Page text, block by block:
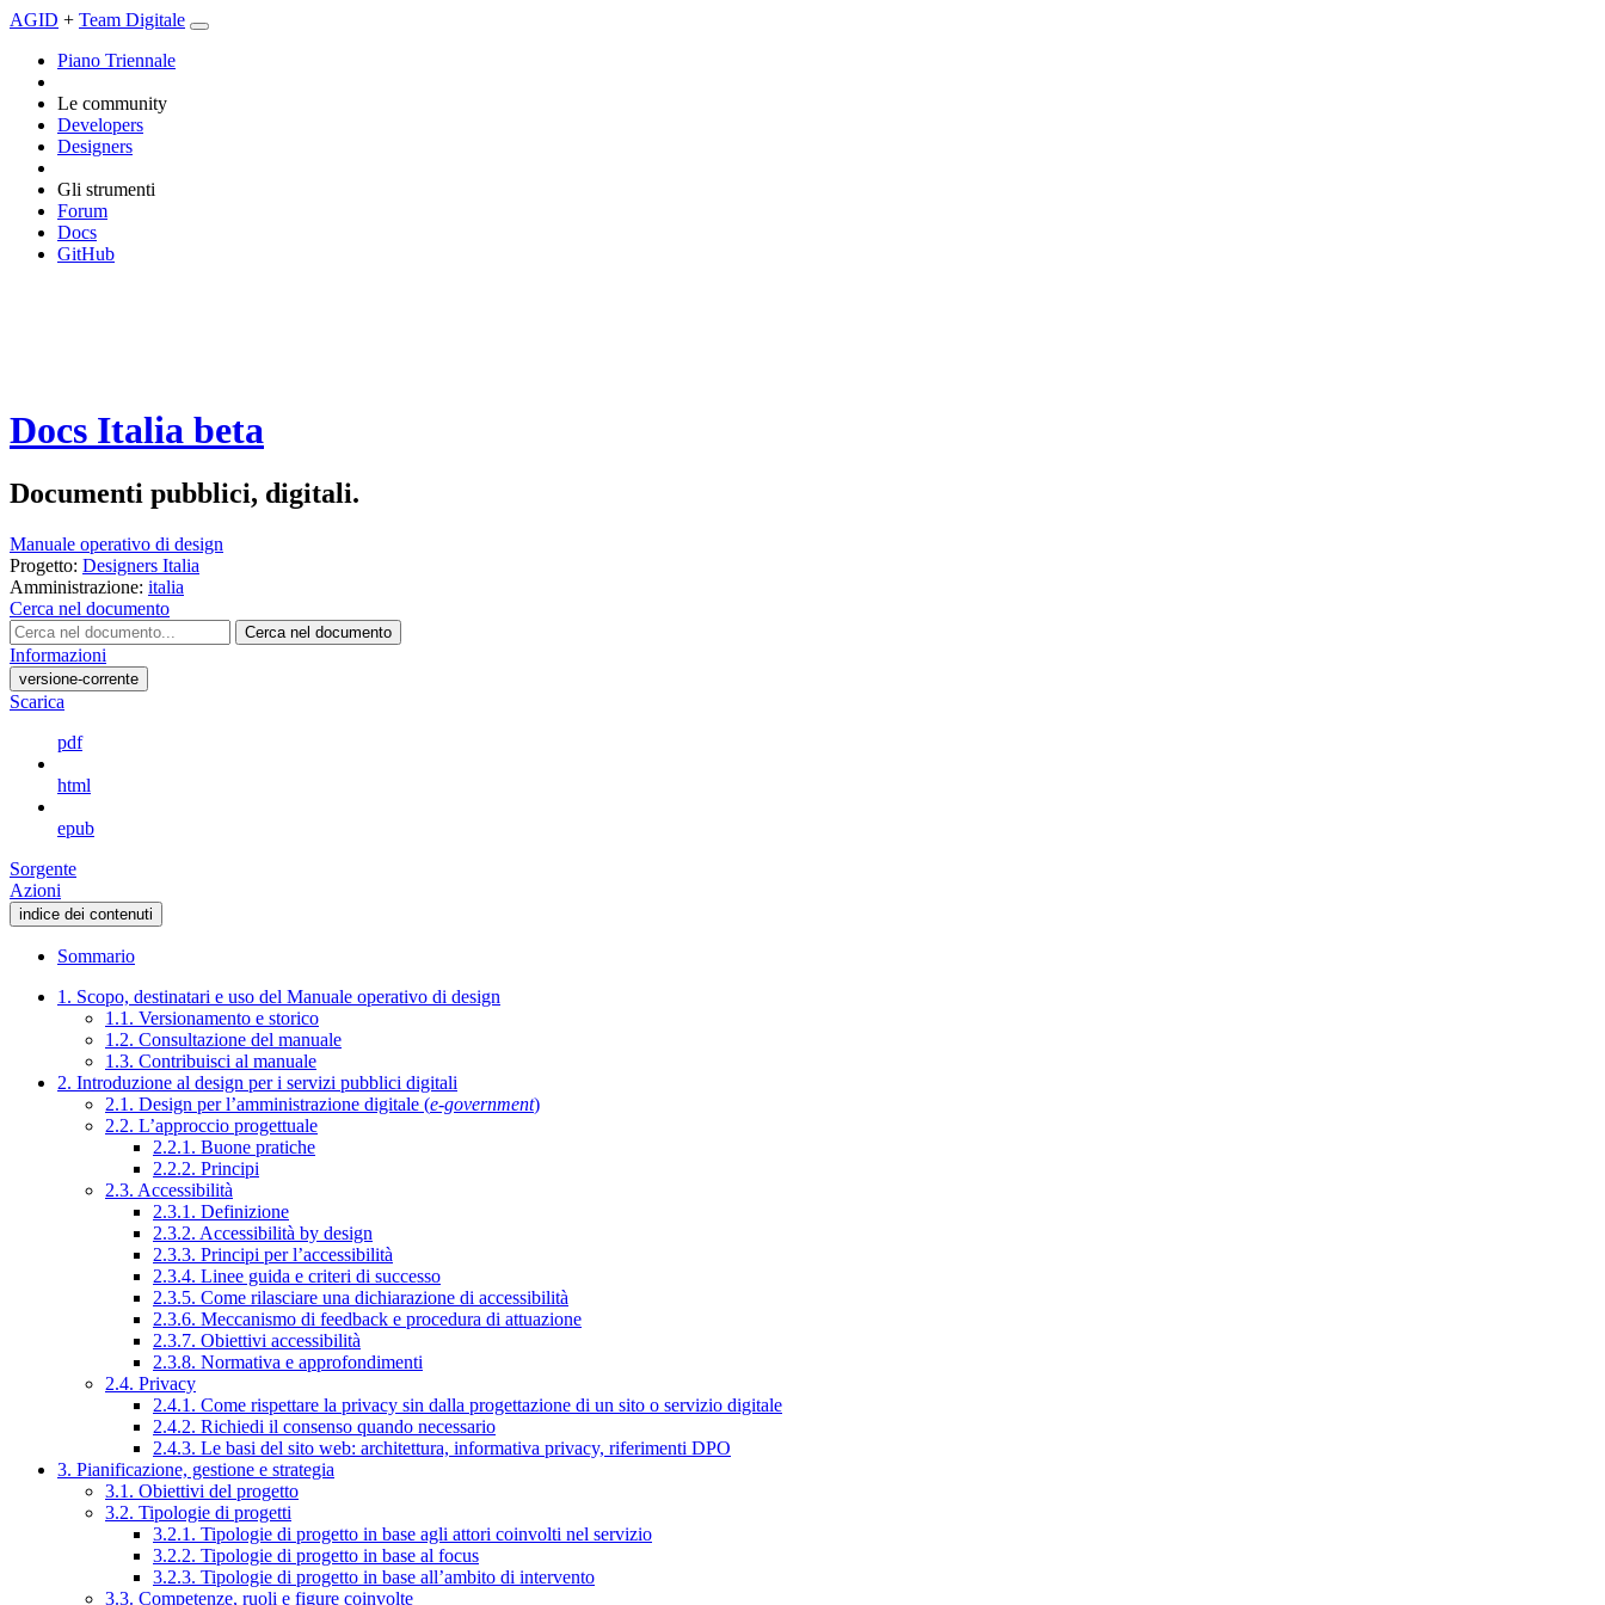
AGID + Team Digitale
Piano Triennale
Le community
Developers
Designers
Gli strumenti
Forum
Docs
GitHub
Docs Italia beta
Documenti pubblici, digitali.
Manuale operativo di design
Progetto: Designers Italia
Amministrazione: italia
Cerca nel documento
Cerca nel documento
Informazioni
versione-corrente
Scarica
pdf
html
epub
Sorgente
Azioni
indice dei contenuti
Sommario
1. Scopo, destinatari e uso del Manuale operativo di design
1.1. Versionamento e storico
1.2. Consultazione del manuale
1.3. Contribuisci al manuale
2. Introduzione al design per i servizi pubblici digitali
2.1. Design per l’amministrazione digitale (e-government)
2.2. L’approccio progettuale
2.2.1. Buone pratiche
2.2.2. Principi
2.3. Accessibilità
2.3.1. Definizione
2.3.2. Accessibilità by design
2.3.3. Principi per l’accessibilità
2.3.4. Linee guida e criteri di successo
2.3.5. Come rilasciare una dichiarazione di accessibilità
2.3.6. Meccanismo di feedback e procedura di attuazione
2.3.7. Obiettivi accessibilità
2.3.8. Normativa e approfondimenti
2.4. Privacy
2.4.1. Come rispettare la privacy sin dalla progettazione di un sito o servizio digitale
2.4.2. Richiedi il consenso quando necessario
2.4.3. Le basi del sito web: architettura, informativa privacy, riferimenti DPO
3. Pianificazione, gestione e strategia
3.1. Obiettivi del progetto
3.2. Tipologie di progetti
3.2.1. Tipologie di progetto in base agli attori coinvolti nel servizio
3.2.2. Tipologie di progetto in base al focus
3.2.3. Tipologie di progetto in base all’ambito di intervento
3.3. Competenze, ruoli e figure coinvolte